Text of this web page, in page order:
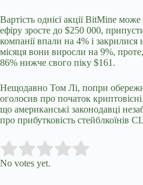
Вартість однієї акції BitMine
ефіру зросте до $250 000,
компанії впали на 4% і
місяця вони виросли на 9%,
86% нижче свого піку $161.
Нещодавно Том Лі, попри
оголосив про початок
що американські законодавці
про прибутковість стейблкоїнів
Rate this item:
No votes yet.